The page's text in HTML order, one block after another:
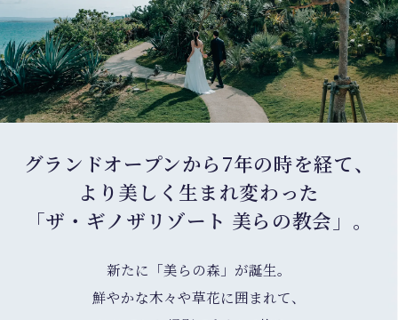
グランドオープンから7年の時を経て、
より美しく生まれ変わった
「ザ・ギノザリゾート 美らの教会」。
新たに「美らの森」が誕生。
鮮やかな木々や草花に囲まれて、